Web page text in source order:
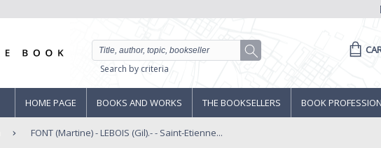
Search by criteria
HOME PAGE BOOKS AND WORKS THE BOOKSELLERS BOOK
FONT (Martine) - LEBOIS (Gil).- - Saint-Etienne...